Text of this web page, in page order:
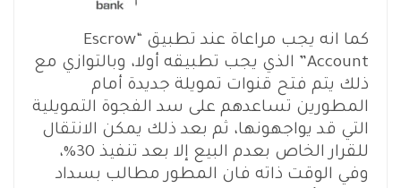
كما انه يجب مراعاة عند تطبيق “Escrow
Account” الذي يجب تطبيقه أولا، وبالتوازي مع
ذلك يتم فتح قنوات تمويلة جديدة أمام
المطورين تساعدهم على سد الفجوة التمويلية
التي قد يواجهونها، ثم بعد ذلك يمكن الانتقال
للقرار الخاص بعدم البيع إلا بعد تنفيذ 30%،
وفي الوقت ذاته فان المطور مطالب بسداد